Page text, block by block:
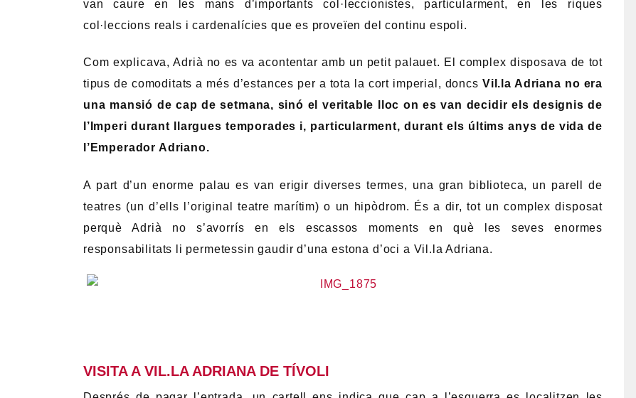
Encara que en el lloc on s’ubica Vil.la Adriana ja hauria existit una vil.la anterior, d’època
republicana, va ser l’Emperador Adrià qui va manar erigir aquest lloc a fi de disposar-ne
Per descomptat, Adrià no es va acontentar amb un petit palauet sinó que va manar dissenyar
un enorme complex que s’estenia al llarg de diversos centenars d’hectàrees i on es van
disposar un mínim de 30 edificis.